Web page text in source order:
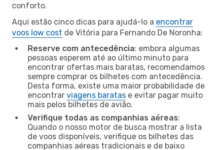
conforto.
Aqui estão cinco dicas para ajudá-lo a encontrar
voos low cost de Vitória para Fernando De Noronha:
Reserve com antecedência: embora algumas
pessoas esperem até ao último minuto para
encontrar ofertas mais baratas, recomendamos
sempre comprar os bilhetes com antecedência.
Desta forma, existe uma maior probabilidade de
encontrar viagens baratas e evitar pagar muito
mais pelos bilhetes de avião.
Verifique todas as companhias aéreas:
Quando o nosso motor de busca mostrar a lista
de voos disponíveis, verifique os bilhetes das
companhias aéreas tradicionais e de baixo